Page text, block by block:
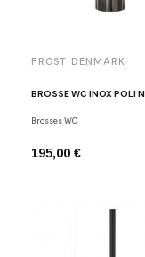
FROST DENMARK
Brosses WC
195,00 €